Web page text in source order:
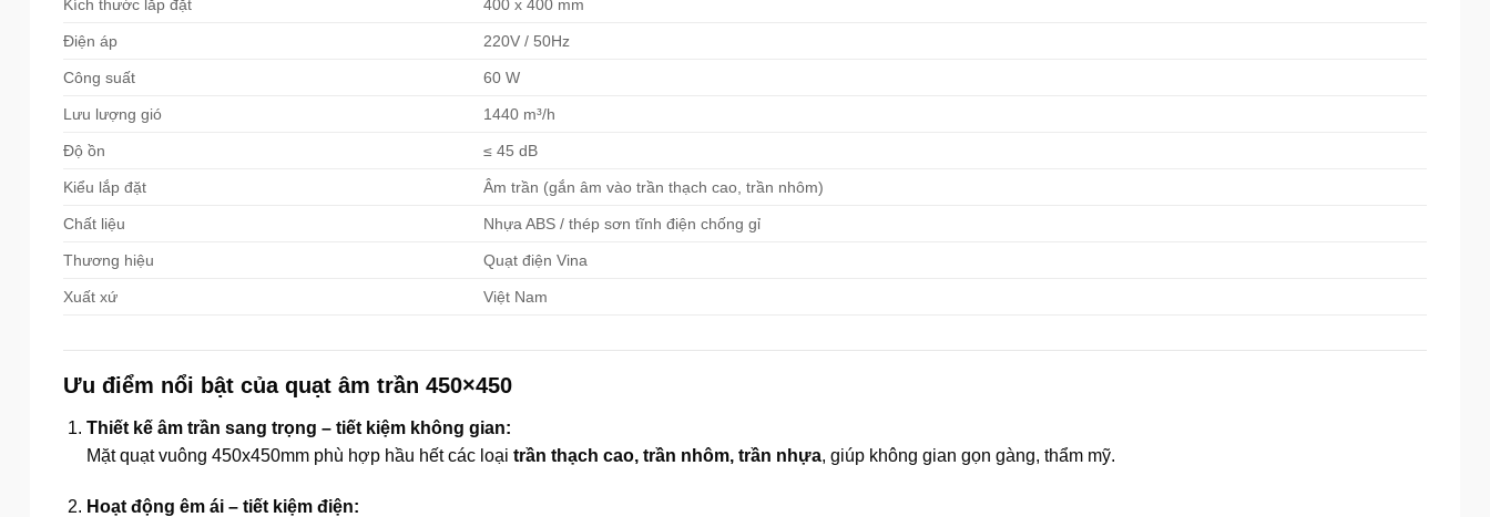
Kích thước lắp đặt 400 x 400 mm
Điện áp 220V / 50Hz
Công suất 60 W
Lưu lượng gió 1440 m³/h
Độ ồn ≤ 45 dB
Kiểu lắp đặt Âm trần (gắn âm vào trần thạch cao, trần nhôm)
Chất liệu Nhựa ABS / thép sơn tĩnh điện chống gỉ
Thương hiệu Quạt điện Vina
Xuất xứ Việt Nam
Ưu điểm nổi bật của quạt âm trần 450×450
Thiết kế âm trần sang trọng – tiết kiệm không gian:
Mặt quạt vuông 450x450mm phù hợp hầu hết các loại trần thạch cao, trần nhôm, trần nhựa, giúp không gian gọn gàng, thẩm mỹ.
Hoạt động êm ái – tiết kiệm điện: